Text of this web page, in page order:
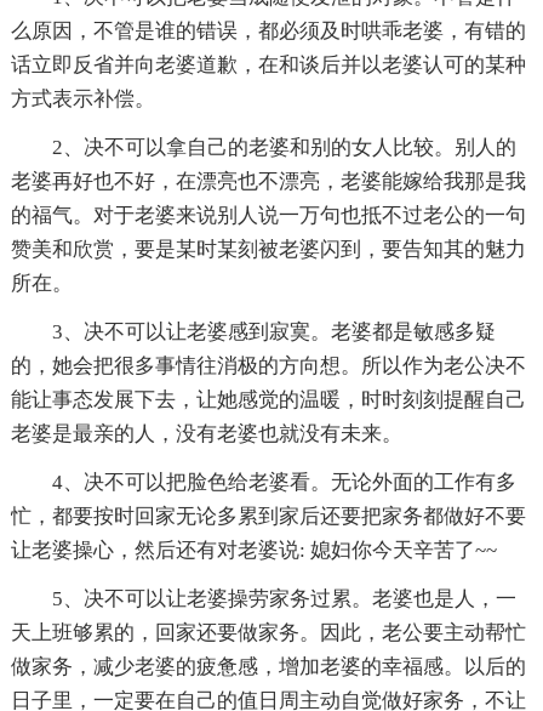
么原因，不管是谁的错误，都必须及时哄乖老婆，有错的
话立即反省并向老婆道歉，在和谈后并以老婆认可的某种
方式表示补偿。
2、决不可以拿自己的老婆和别的女人比较。别人的
老婆再好也不好，在漂亮也不漂亮，老婆能嫁给我那是我
的福气。对于老婆来说别人说一万句也抵不过老公的一句
赞美和欣赏，要是某时某刻被老婆闪到，要告知其的魅力
所在。
3、决不可以让老婆感到寂寞。老婆都是敏感多疑
的，她会把很多事情往消极的方向想。所以作为老公决不
能让事态发展下去，让她感觉的温暖，时时刻刻提醒自己
老婆是最亲的人，没有老婆也就没有未来。
4、决不可以把脸色给老婆看。无论外面的工作有多
忙，都要按时回家无论多累到家后还要把家务都做好不要
让老婆操心，然后还有对老婆说: 媳妇你今天辛苦了~~
5、决不可以让老婆操劳家务过累。老婆也是人，一
天上班够累的，回家还要做家务。因此，老公要主动帮忙
做家务，减少老婆的疲惫感，增加老婆的幸福感。以后的
日子里，一定要在自己的值日周主动自觉做好家务，不让